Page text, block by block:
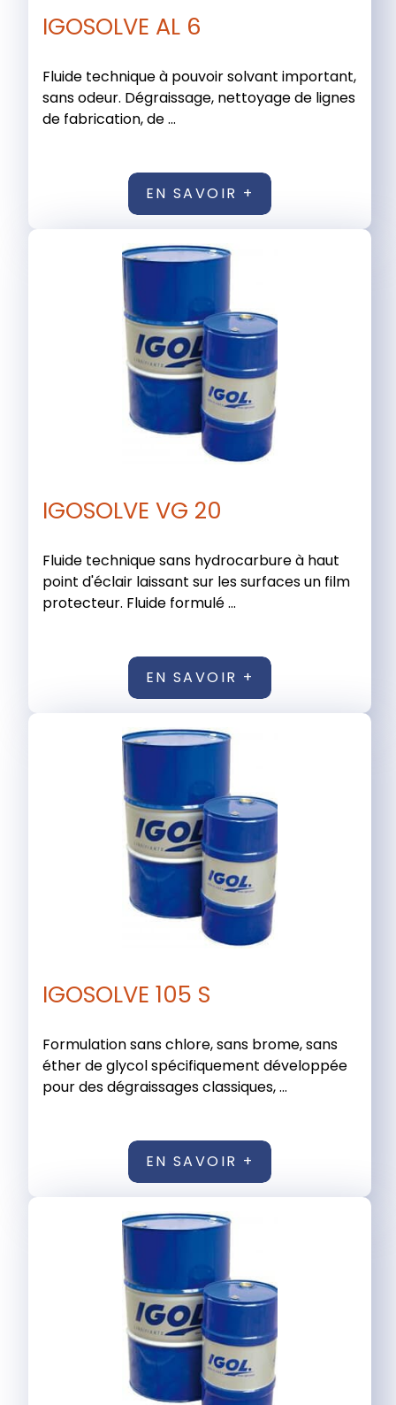
IGOSOLVE AL 6
Fluide technique à pouvoir solvant important,
sans odeur. Dégraissage, nettoyage de lignes
de fabrication, de ...
EN SAVOIR +
IGOSOLVE VG 20
Fluide technique sans hydrocarbure à haut
point d'éclair laissant sur les surfaces un film
protecteur. Fluide formulé ...
EN SAVOIR +
IGOSOLVE 105 S
Formulation sans chlore, sans brome, sans
éther de glycol spécifiquement développée
pour des dégraissages classiques, ...
EN SAVOIR +